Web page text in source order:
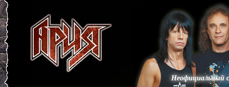
Неофициальный